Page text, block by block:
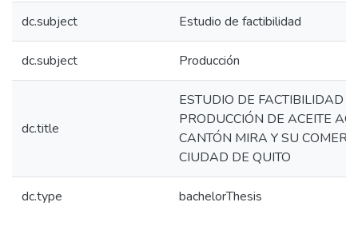
dc.subject Estudio de factibilidad
dc.subject Producción
dc.title
ESTUDIO DE FACTIBILIDAD
PRODUCCIÓN DE ACEITE
CANTÓN MIRA Y SU
CIUDAD DE QUITO
dc.type bachelorThesis